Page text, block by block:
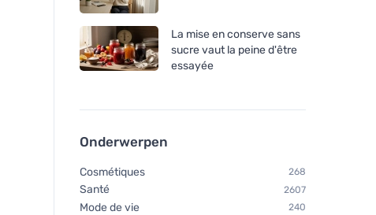
La mise en conserve sans
sucre vaut la peine d'être
essayée
Onderwerpen
Cosmétiques 268
Santé 2607
Mode de vie 240